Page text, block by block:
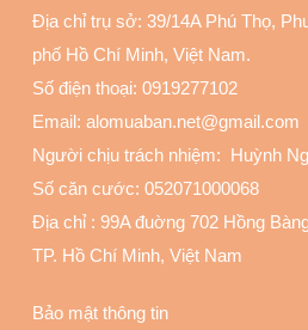
Địa chỉ trụ sở: 39/14A Phú Thọ,
phố Hồ Chí Minh, Việt Nam.
Số điện thoại: 0919277102
Email: alomuaban.net@gmail.com
Người chịu trách nhiệm: Huỳnh
Số căn cước: 052071000068
Địa chỉ : 99A đuờng 702 Hồng
TP. Hồ Chí Minh, Việt Nam
Bảo mật thông tin